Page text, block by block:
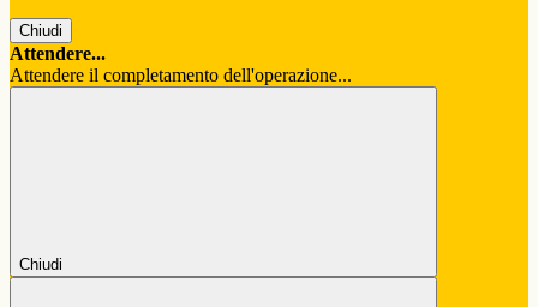
Chiudi
Attendere...
Attendere il completamento dell'operazione...
Chiudi